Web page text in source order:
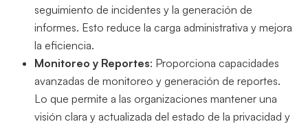
seguimiento de incidentes y la generación de
informes. Esto reduce la carga administrativa y mejora
la eficiencia.
Monitoreo y Reportes: Proporciona capacidades
avanzadas de monitoreo y generación de reportes.
Lo que permite a las organizaciones mantener una
visión clara y actualizada del estado de la privacidad y